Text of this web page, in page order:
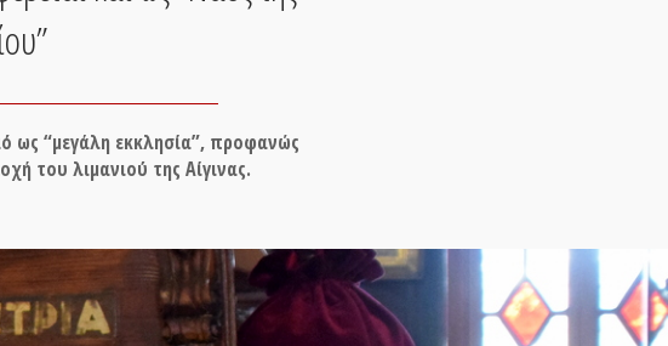
ως “μεγάλη εκκλησία”, προφανώς
του λιμανιού της Αίγινας.